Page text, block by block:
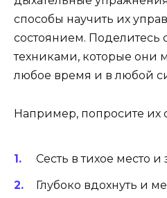
способы научить их
состоянием.
техниками, которые они
любое время и в любой
Например, попросите их
Сесть в тихое место и
Глубоко вдохнуть и